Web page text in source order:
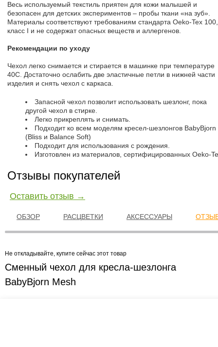
Весь используемый текстиль приятен для кожи малышей и
безопасен для детских экспериментов – пробы ткани «на зуб».
Материалы соответствуют требованиям стандарта Oeko-Tex 100,
класс I и не содержат опасных веществ и аллергенов.
Рекомендации по уходу
Чехол легко снимается и стирается в машинке при температуре
40С. Достаточно ослабить две эластичные петли в нижней части
изделия и снять чехол с каркаса.
Запасной чехол позволит использовать шезлонг, пока
другой чехол в стирке.
Легко прикреплять и снимать.
Подходит ко всем моделям кресел-шезлонгов BabyBjorn
(Bliss и Balance Soft)
Подходит для использования с рождения.
Изготовлен из материалов, сертифицированных Oeko-
Отзывы покупателей
Оставить отзыв →
ОБЗОР РАСЦВЕТКИ АКСЕССУАРЫ
Не откладывайте, купите сейчас этот товар
Сменный чехол для кресла-шезлонга
BabyBjorn Mesh